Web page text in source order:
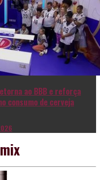
ao BBB e reforça
consumo de cerveja